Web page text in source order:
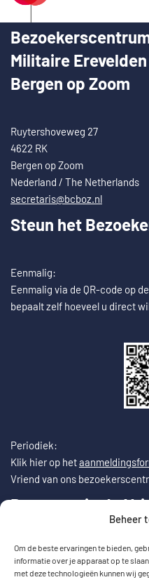
Beheer
Om de beste ervaringen te bieden,
informatie over je apparaat op te
met deze technologieën kunnen wij
Militaire Erevelden
Bergen op Zoom
Ruytershoveweg 27
4622 RK
Bergen op Zoom
Nederland / The Netherlands
secretaris@bcboz.nl
Steun het
Eenmalig:
Eenmalig via de QR-code op
bepaalt zelf hoeveel u direct
Periodiek:
Klik hier op het
Vriend van ons
Doneren via de
Speelt u al mee in de
koppelen aan onze Stichting.